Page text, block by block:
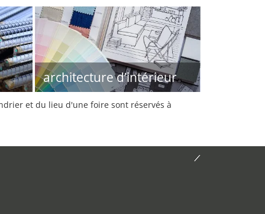
architecture d’intérieur
et du lieu d'une foire sont réservés à